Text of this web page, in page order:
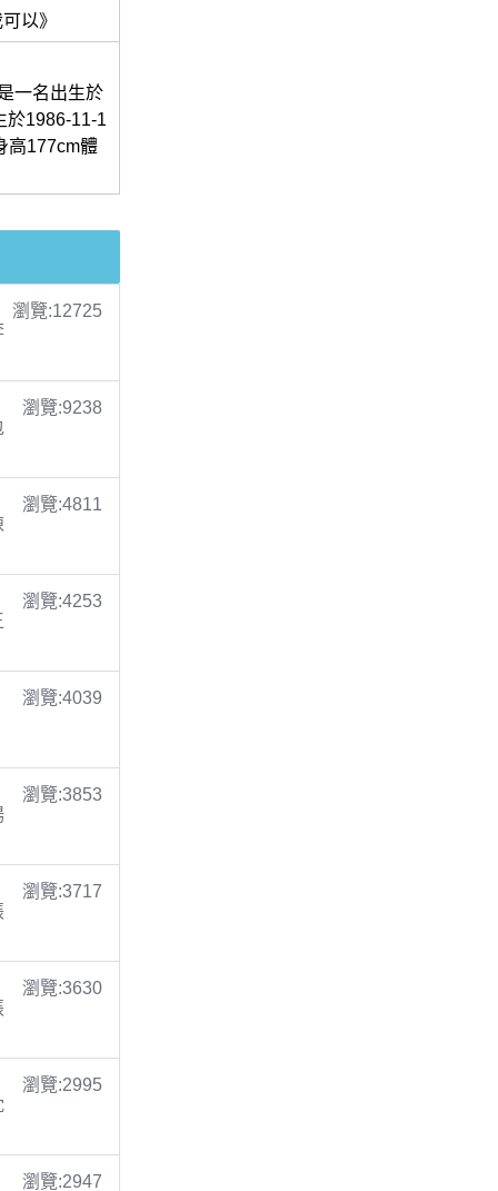
以》
一名出生於
於1986-11-1
高177cm體
瀏覽:12725
瀏覽:9238
瀏覽:4811
瀏覽:4253
瀏覽:4039
瀏覽:3853
瀏覽:3717
瀏覽:3630
瀏覽:2995
瀏覽:2947